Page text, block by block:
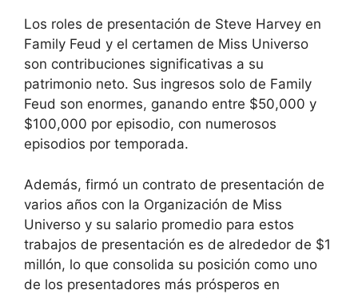
Los roles de presentación de Steve Harvey en
Family Feud y el certamen de Miss Universo
son contribuciones significativas a su
patrimonio neto. Sus ingresos solo de Family
Feud son enormes, ganando entre $50,000 y
$100,000 por episodio, con numerosos
episodios por temporada.
Además, firmó un contrato de presentación de
varios años con la Organización de Miss
Universo y su salario promedio para estos
trabajos de presentación es de alrededor de $1
millón, lo que consolida su posición como uno
de los presentadores más prósperos en